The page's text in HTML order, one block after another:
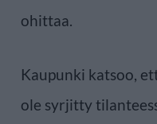
ohittaa.
Kaupunki katsoo,
ole syrjitty